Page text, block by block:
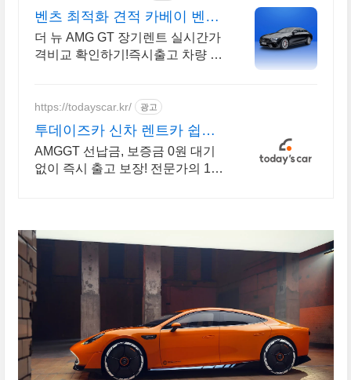
벤츠 최적화 견적 카베이 벤츠
특가차량 무료견적
더 뉴 AMG GT 장기렌트 실시간가
격비교 확인하기!즉시출고 차량 선
차량 빠른출고 선점하세요.
https://todayscar.kr/ 광고
투데이즈카 신차 렌트카 쉽고
빠른 온라인 견적
AMGGT 선납금, 보증금 0원 대기
없이 즉시 출고 보장! 전문가의 1:1